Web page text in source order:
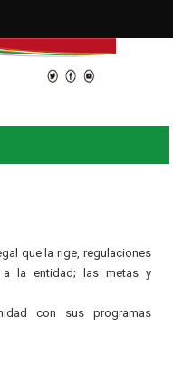
que la rige, regulaciones
a la entidad; las metas y
con sus programas